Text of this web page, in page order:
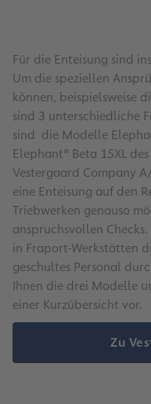
Für die Enteisung sind
Um die speziellen
können, beispielsweise
sind 3 unterschiedliche
sind die Modelle
Elephant® Beta 15XL
Vestergaard Company
eine Enteisung auf den
Triebwerken genauso
anspruchsvollen
in Fraport-Werkstätten
geschultes Personal
Ihnen die drei Modelle
einer Kurzübersicht vor.
Zu